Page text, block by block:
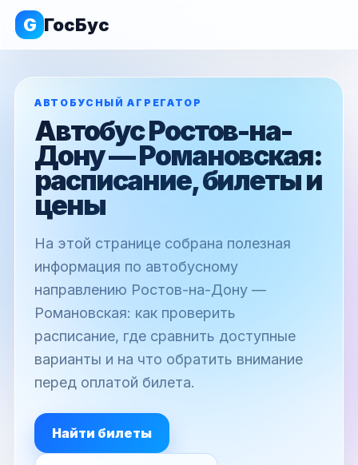
G ГосБус
АВТОБУСНЫЙ АГРЕГАТОР
Автобус Ростов-на-
Дону — Романовская:
расписание, билеты и
цены
На этой странице собрана полезная
информация по автобусному
направлению Ростов-на-Дону —
Романовская: как проверить
расписание, где сравнить доступные
варианты и на что обратить внимание
перед оплатой билета.
Найти билеты